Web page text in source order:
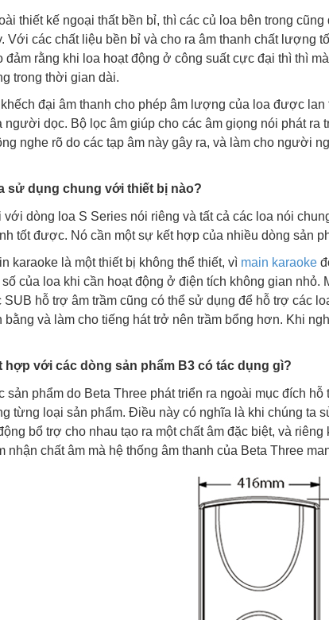
thiết kế ngoại thất bền bỉ, thì các củ loa bên trong
Với các chất liệu bền bỉ và cho ra âm thanh chất lượng
đảm rằng khi loa hoạt động ở công suất cực đại thì thì
trong thời gian dài.
khếch đại âm thanh cho phép âm lượng của loa được
người dọc. Bộ lọc âm giúp cho các âm giọng nói phát
nghe rõ do các tạp âm này gây ra, và làm cho người
sử dụng chung với thiết bị nào?
dòng loa S Series nói riêng và tất cả các loa nói
tốt được. Nó cần một sự kết hợp của nhiều dòng sản
karaoke là một thiết bị không thể thiết, vì main karaoke
số của loa khi cần hoạt động ở điện tích không gian
SUB hỗ trợ âm trầm cũng có thể sử dụng để hỗ trợ các
bằng và làm cho tiếng hát trở nên trầm bổng hơn. Khi
hợp với các dòng sản phẩm B3 có tác dụng gì?
sản phẩm do Beta Three phát triển ra ngoài mục đích
từng loại sản phẩm. Điều này có nghĩa là khi chúng ta
bổ trợ cho nhau tạo ra một chất âm đặc biệt, và
nhận chất âm mà hệ thống âm thanh của Beta Three